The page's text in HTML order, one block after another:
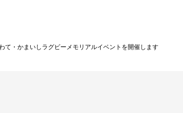
て・かまいしラグビーメモリアルイベントを開催します